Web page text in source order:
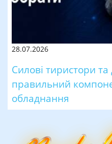
28.07.2026
Силові тиристори
правильний
обладнання